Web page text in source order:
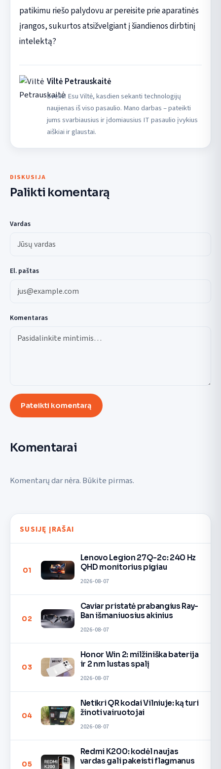
patikimu riešo palydovu ar pereisite prie aparatinės
įrangos, sukurtos atsižvelgiant į šiandienos dirbtinį
intelektą?
Viltė Petrauskaitė
Sveiki! Esu Viltė, kasdien sekanti technologijų
naujienas iš viso pasaulio. Mano darbas – pateikti
jums svarbiausius ir įdomiausius IT pasaulio įvykius
aiškiai ir glaustai.
DISKUSIJA
Palikti komentarą
Vardas
El. paštas
Komentaras
Pateikti komentarą
Komentarai
Komentarų dar nėra. Būkite pirmas.
SUSIJĘ ĮRAŠAI
01
Lenovo Legion 27Q-2c: 240 Hz
QHD monitorius pigiau
2026-08-07
02
Caviar pristatė prabangius Ray-
Ban išmaniuosius akinius
2026-08-07
03
Honor Win 2: milžiniška baterija
ir 2 nm lustas spalį
2026-08-07
04
Netikri QR kodai Vilniuje: ką turi
žinoti vairuotojai
2026-08-07
05
Redmi K200: kodėl naujas
vardas gali pakeisti flagmanus